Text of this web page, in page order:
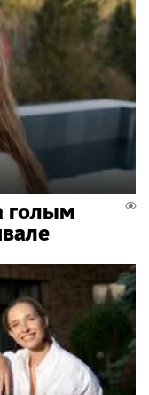
голым